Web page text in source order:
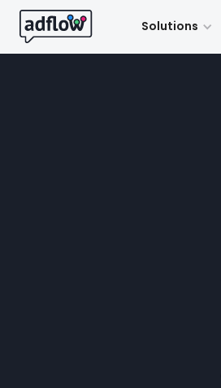
Solutions